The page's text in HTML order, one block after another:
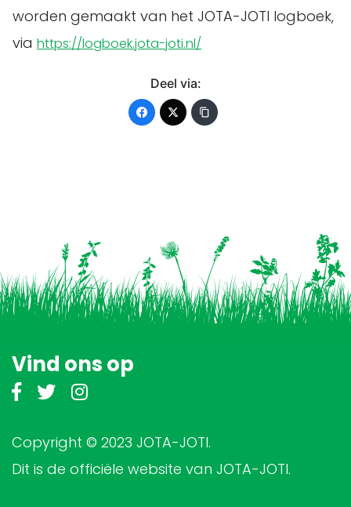
worden gemaakt van het JOTA-JOTI logboek,
via https://logboek.jota-joti.nl/
Deel via:
Vind ons op
Copyright © 2023 JOTA-JOTI.
Dit is de officiële website van JOTA-JOTI.